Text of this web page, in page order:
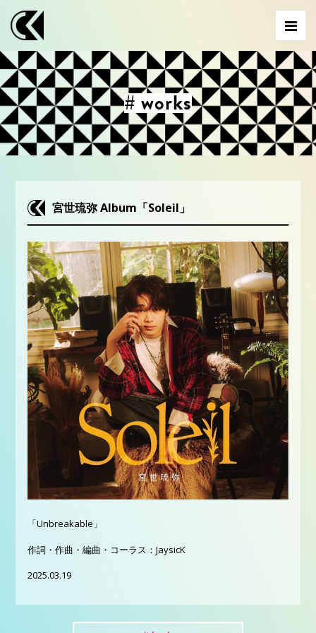
# works
宮世琉弥 Album「Soleil」
「Unbreakable」
作詞・作曲・編曲・コーラス：JaysicK
2025.03.19